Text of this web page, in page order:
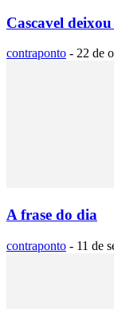
Cascavel
contraponto - 22 de
A frase do dia
contraponto - 11 de